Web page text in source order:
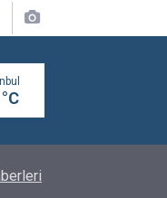
birinciliğe Kral